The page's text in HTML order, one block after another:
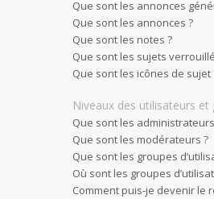
Que sont les annonces
Que sont les annonces ?
Que sont les notes ?
Que sont les sujets
Que sont les icônes de sujet
Niveaux des utilisateurs et
Que sont les
Que sont les modérateurs ?
Que sont les groupes
Où sont les groupes
Comment puis-je devenir le